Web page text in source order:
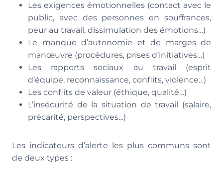
Les exigences émotionnelles (contact avec le
public, avec des personnes en souffrances,
peur au travail, dissimulation des émotions…)
Le manque d’autonomie et de marges de
manœuvre (procédures, prises d’initiatives…)
Les rapports sociaux au travail (esprit
d’équipe, reconnaissance, conflits, violence…)
Les conflits de valeur (éthique, qualité…)
L’insécurité de la situation de travail (salaire,
précarité, perspectives…)
Les indicateurs d’alerte les plus communs sont
de deux types :